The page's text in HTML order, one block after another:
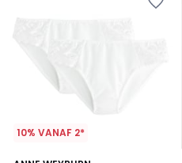
10% VANAF 2*